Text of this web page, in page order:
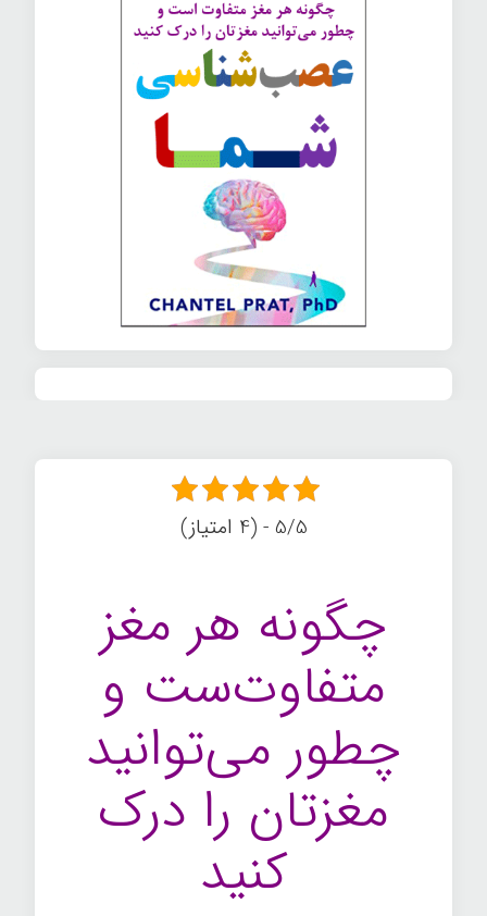
5/5 - (4 امتیاز)
چگونه هر مغز
متفاوت‌ست و
چطور می‌توانید
مغزتان را درک
کنید